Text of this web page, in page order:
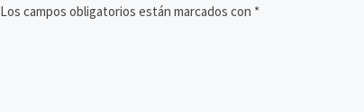
Los campos obligatorios están marcados con *